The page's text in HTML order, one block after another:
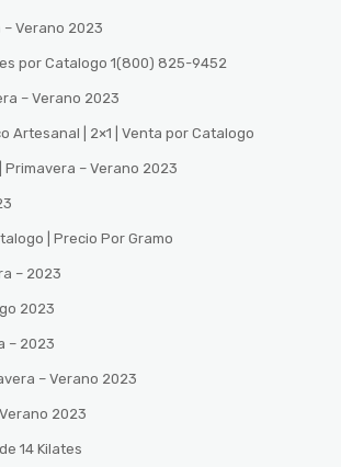
Verano 2023
por Catalogo 1(800) 825-9452
– Verano 2023
Artesanal | 2×1 | Venta por Catalogo
Primavera – Verano 2023
| Precio Por Gramo
– 2023
2023
– 2023
– Verano 2023
2023
14 Kilates